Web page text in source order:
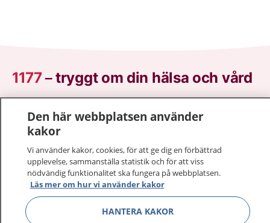
1177–tryggt om din hälsa och vård
sjukdomar och vilka mottagningar du kan kontakta.
Logga in för att läsa din journal och göra dina
vårdärenden. Ring telefonnummer 1177 för
sjukvårdsrådgivning dygnet runt.
1177 ger dig råd när du vill må bättre.
Den här webbplatsen använder
kakor
Vi använder kakor, cookies, för att ge dig en förbättrad
upplevelse, sammanställa statistik och för att viss
nödvändig funktionalitet ska fungera på webbplatsen.
Läs mer om hur vi använder kakor
HANTERA KAKOR